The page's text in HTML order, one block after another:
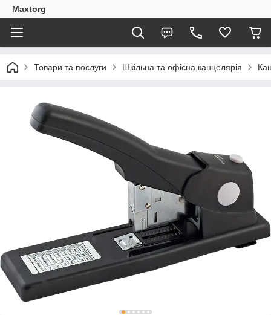
Maxtorg
Товари та послуги Шкільна та офісна канцелярія